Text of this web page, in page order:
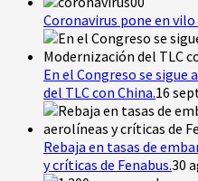
Coronavirus pone en
En el Congreso se sigue
del TLC con China.16
Rebaja en tasas de
y críticas de Fenabus.30